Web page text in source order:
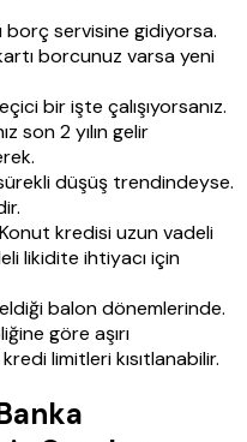
borç servisine gidiyorsa.
borcunuz varsa yeni
bir işte çalışıyorsanız.
son 2 yılın gelir
düşüş trendindeyse.
kredisi uzun vadeli
likidite ihtiyacı için
balon dönemlerinde.
göre aşırı
limitleri kısıtlanabilir.